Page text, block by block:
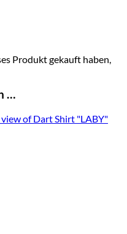
Produkt gekauft haben,
…